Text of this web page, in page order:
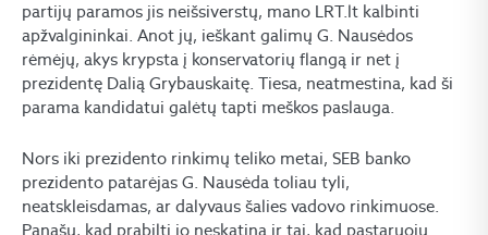
partijų paramos jis neišsiverstų, mano LRT.lt kalbinti
apžvalgininkai. Anot jų, ieškant galimų G. Nausėdos
rėmėjų, akys krypsta į konservatorių flangą ir net į
prezidentę Dalią Grybauskaitę. Tiesa, neatmestina, kad ši
parama kandidatui galėtų tapti meškos paslauga.
Nors iki prezidento rinkimų teliko metai, SEB banko
prezidento patarėjas G. Nausėda toliau tyli,
neatskleisdamas, ar dalyvaus šalies vadovo rinkimuose.
Panašu, kad prabilti jo neskatina ir tai, kad pastaruoju